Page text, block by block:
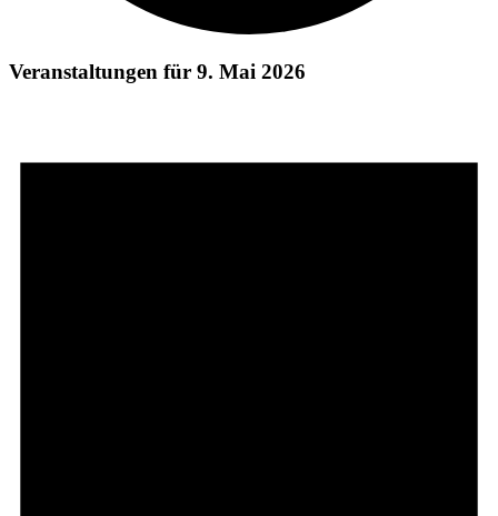
Veranstaltungen für 9. Mai 2026